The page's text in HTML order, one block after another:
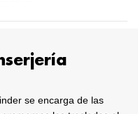
se encarga de las